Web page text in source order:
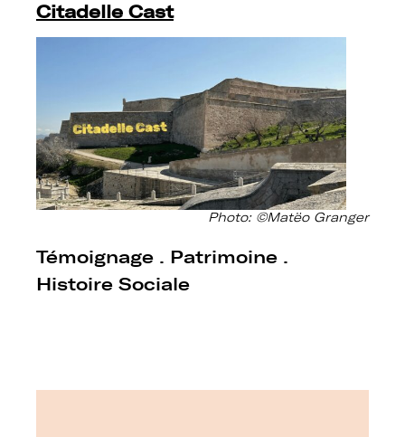
Citadelle Cast
Photo: ©Matëo Granger
Témoignage . Patrimoine .
Histoire Sociale